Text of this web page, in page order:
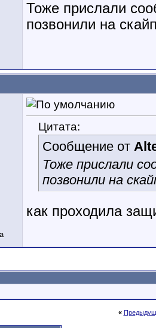
Тоже прислали
позвонили на
Цитата:
Сообщение от
Тоже прислали
позвонили на
как проходила
«